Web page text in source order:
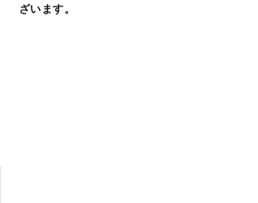
ざいます。